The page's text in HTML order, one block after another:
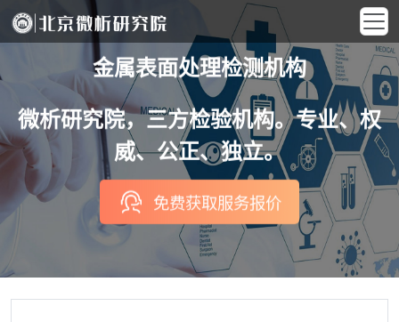
金属表面处理检测机构
微析研究院，三方检验机构。专业、权
威、公正、独立。
免费获取服务报价